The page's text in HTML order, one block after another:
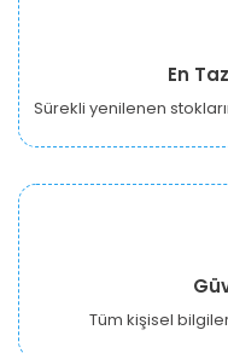
En
Sürekli yenilenen
Tüm kişisel